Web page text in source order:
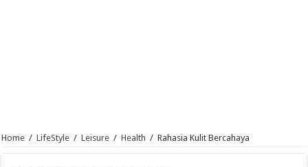
Home / LifeStyle / Leisure / Health / Rahasia Kulit Bercahaya